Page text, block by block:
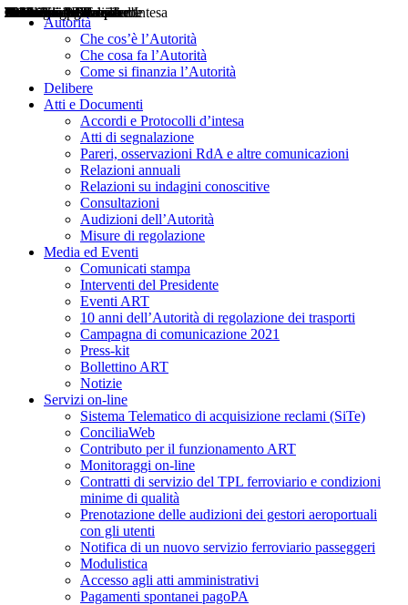
Autorità
Che cos’è l’Autorità
Che cosa fa l’Autorità
Come si finanzia l’Autorità
Delibere
Atti e Documenti
Accordi e Protocolli d’intesa
Atti di segnalazione
Pareri, osservazioni RdA e altre comunicazioni
Relazioni annuali
Relazioni su indagini conoscitive
Consultazioni
Audizioni dell’Autorità
Misure di regolazione
Media ed Eventi
Comunicati stampa
Interventi del Presidente
Eventi ART
10 anni dell’Autorità di regolazione dei trasporti
Campagna di comunicazione 2021
Press-kit
Bollettino ART
Notizie
Servizi on-line
Sistema Telematico di acquisizione reclami (SiTe)
ConciliaWeb
Contributo per il funzionamento ART
Monitoraggi on-line
Contratti di servizio del TPL ferroviario e condizioni
minime di qualità
Prenotazione delle audizioni dei gestori aeroportuali
con gli utenti
Notifica di un nuovo servizio ferroviario passeggeri
Modulistica
Accesso agli atti amministrativi
Pagamenti spontanei pagoPA
Delibere
Pareri
Consultazioni
Audizioni
Atti di Segnalazione
Accordi e Protocolli d'Intesa
Relazioni annuali
Misure di regolazione
Notizie
Comunicati Stampa
Bollettini ART
Convegni ART
Interviste del Presidente
Articoli in primo piano
Interventi del Presidente
2004
2005
2010
2013
2014
2015
2016
2017
2018
2019
202
2020
2021
2022
2023
2024
2025
2026
Aereo
Marittimo
Terrestre